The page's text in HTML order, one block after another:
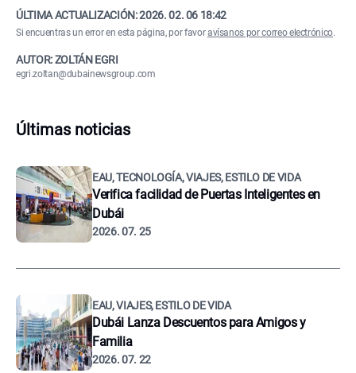
ÚLTIMA ACTUALIZACIÓN:2026. 02. 06 18:42
Si encuentras un error en esta página, por favoravísanos por correo electrónico.
AUTOR: ZOLTÁN EGRI
egri.zoltan@dubainewsgroup.com
Últimas noticias
EAU, TECNOLOGÍA, VIAJES, ESTILO DE VIDA
Verifica facilidad de Puertas Inteligentes en
Dubái
2026. 07. 25
EAU, VIAJES, ESTILO DE VIDA
Dubái Lanza Descuentos para Amigos y
Familia
2026. 07. 22